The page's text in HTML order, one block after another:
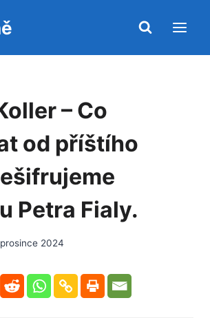
– Co
od příštího
Petra Fialy.
2024